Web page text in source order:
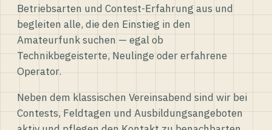
Betriebsarten und Contest-Erfahrung aus und
begleiten alle, die den Einstieg in den
Amateurfunk suchen — egal ob
Technikbegeisterte, Neulinge oder erfahrene
Operator.
Neben dem klassischen Vereinsabend sind wir bei
Contests, Feldtagen und Ausbildungsangeboten